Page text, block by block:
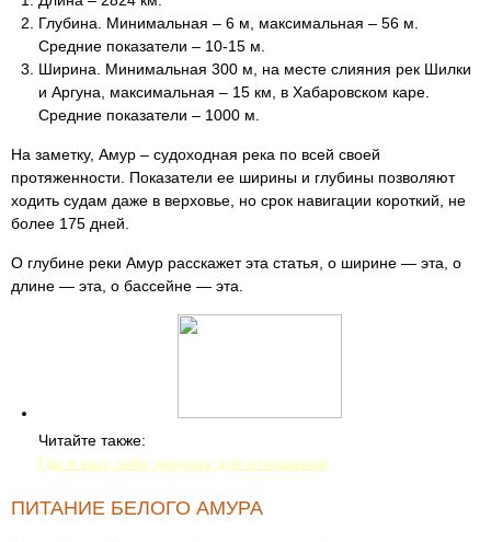
Глубина. Минимальная – 6 м, максимальная – 56 м.
Средние показатели – 10-15 м.
Ширина. Минимальная 300 м, на месте слияния рек Шилки
и Аргуна, максимальная – 15 км, в Хабаровском каре.
Средние показатели – 1000 м.
На заметку, Амур – судоходная река по всей своей
протяженности. Показатели ее ширины и глубины позволяют
ходить судам даже в верховье, но срок навигации короткий, не
более 175 дней.
О глубине реки Амур расскажет эта статья, о ширине — эта, о
длине — эта, о бассейне — эта.
Читайте также:
Где я ищу себе девушку для отношений
ПИТАНИЕ БЕЛОГО АМУРА